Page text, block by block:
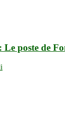
poste de